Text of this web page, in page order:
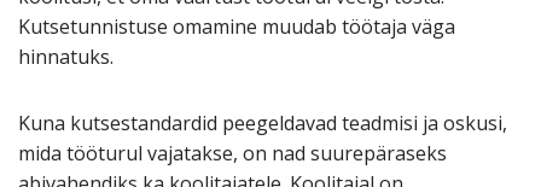
Kutsetunnistuse omamine muudab töötaja väga
hinnatuks.
Kuna kutsestandardid peegeldavad teadmisi ja oskusi,
mida tööturul vajatakse, on nad suurepäraseks